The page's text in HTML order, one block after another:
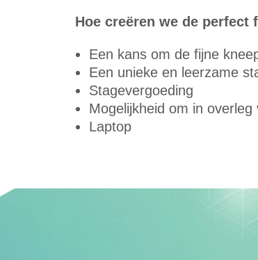
Hoe creëren we de perfect
Een kans om de fijne
Een unieke en leerzame
Stagevergoeding
Mogelijkheid om in
Laptop